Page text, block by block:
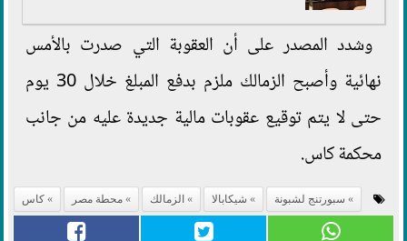
وشدد المصدر على أن العقوبة التي صدرت بالأمس
نهائية وأصبح الزمالك ملزم بدفع المبلغ خلال 30 يوم
حتى لا يتم توقيع عقوبات مالية جديدة عليه من جانب
محكمة كاس.
سبورتنج لشبونة شيكابالا الزمالك محطة مصر كاس